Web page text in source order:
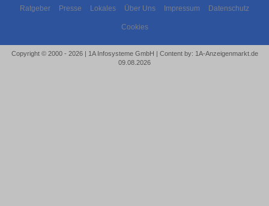
Ratgeber Presse Lokales Über Uns Impressum Datenschutz
Cookies
Copyright © 2000 - 2026 | 1A Infosysteme GmbH | Content by: 1A-Anzeigenmarkt.de
09.08.2026